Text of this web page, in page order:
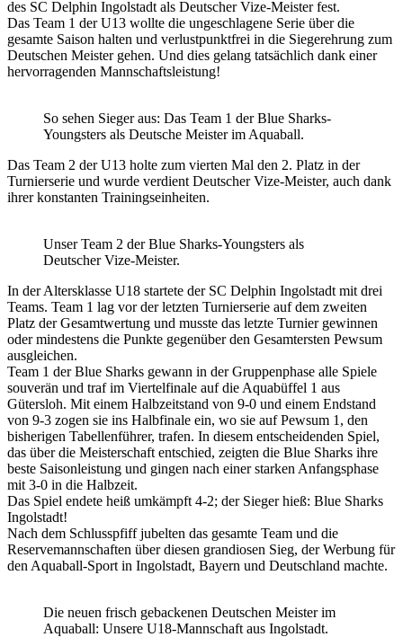
des SC Delphin Ingolstadt als Deutscher Vize-Meister fest.
Das Team 1 der U13 wollte die ungeschlagene Serie über die
gesamte Saison halten und verlustpunktfrei in die Siegerehrung zum
Deutschen Meister gehen. Und dies gelang tatsächlich dank einer
hervorragenden Mannschaftsleistung!
So sehen Sieger aus: Das Team 1 der Blue Sharks-
Youngsters als Deutsche Meister im Aquaball.
Das Team 2 der U13 holte zum vierten Mal den 2. Platz in der
Turnierserie und wurde verdient Deutscher Vize-Meister, auch dank
ihrer konstanten Trainingseinheiten.
Unser Team 2 der Blue Sharks-Youngsters als
Deutscher Vize-Meister.
In der Altersklasse U18 startete der SC Delphin Ingolstadt mit drei
Teams. Team 1 lag vor der letzten Turnierserie auf dem zweiten
Platz der Gesamtwertung und musste das letzte Turnier gewinnen
oder mindestens die Punkte gegenüber den Gesamtersten Pewsum
ausgleichen.
Team 1 der Blue Sharks gewann in der Gruppenphase alle Spiele
souverän und traf im Viertelfinale auf die Aquabüffel 1 aus
Gütersloh. Mit einem Halbzeitstand von 9-0 und einem Endstand
von 9-3 zogen sie ins Halbfinale ein, wo sie auf Pewsum 1, den
bisherigen Tabellenführer, trafen. In diesem entscheidenden Spiel,
das über die Meisterschaft entschied, zeigten die Blue Sharks ihre
beste Saisonleistung und gingen nach einer starken Anfangsphase
mit 3-0 in die Halbzeit.
Das Spiel endete heiß umkämpft 4-2; der Sieger hieß: Blue Sharks
Ingolstadt!
Nach dem Schlusspfiff jubelten das gesamte Team und die
Reservemannschaften über diesen grandiosen Sieg, der Werbung für
den Aquaball-Sport in Ingolstadt, Bayern und Deutschland machte.
Die neuen frisch gebackenen Deutschen Meister im
Aquaball: Unsere U18-Mannschaft aus Ingolstadt.